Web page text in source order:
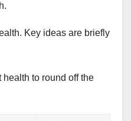
Key ideas are briefly
to round off the